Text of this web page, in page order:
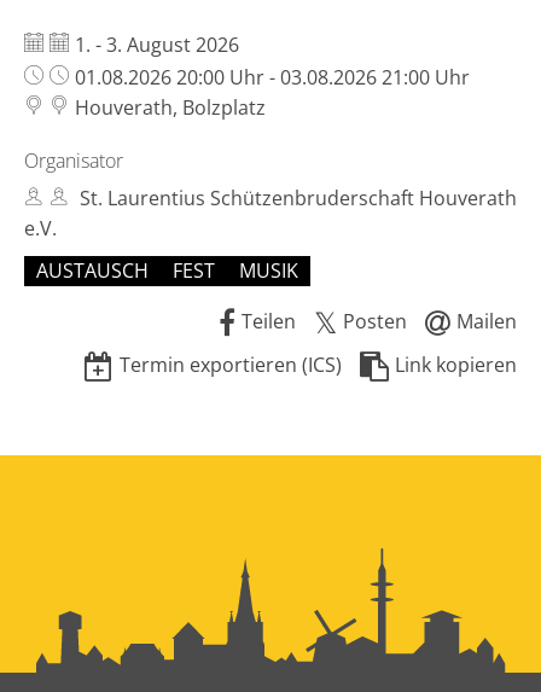
Datum:
1. - 3. August 2026
Uhrzeit:
01.08.2026 20:00 Uhr - 03.08.2026 21:00 Uhr
Houverath, Bolzplatz
Organisator
St. Laurentius Schützenbruderschaft Houverath
e.V.
AUSTAUSCH
FEST
MUSIK
Teilen
Posten
Mailen
Termin exportieren (ICS)
Link kopieren